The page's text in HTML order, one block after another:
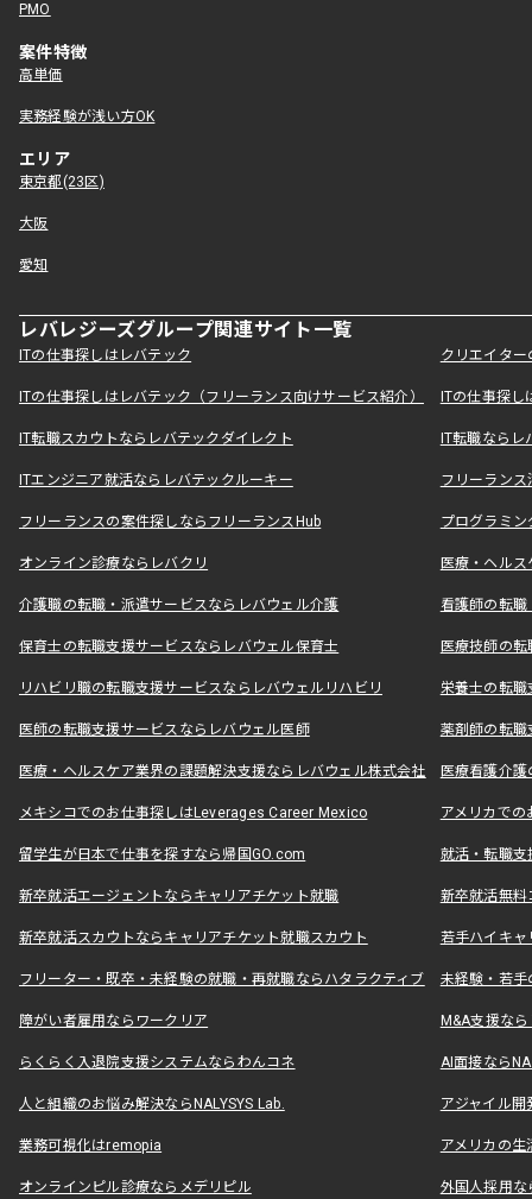
PMO
案件特徴
高単価
実務経験が浅い方OK
エリア
東京都(23区)
大阪
愛知
レバレジーズグループ関連サイト一覧
ITの仕事探しはレバテック クリエイタ
ITの仕事探しはレバテック（フリーランス向けサービス紹介） ITの仕事探
IT転職スカウトならレバテックダイレクト IT転職なら
ITエンジニア就活ならレバテックルーキー フリーラン
フリーランスの案件探しならフリーランスHub プログラミ
オンライン診療ならレバクリ 医療・ヘル
介護職の転職・派遣サービスならレバウェル介護 看護師の転
保育士の転職支援サービスならレバウェル保育士 医療技師の
リハビリ職の転職支援サービスならレバウェルリハビリ 栄養士の転
医師の転職支援サービスならレバウェル医師 薬剤師の転
医療・ヘルスケア業界の課題解決支援ならレバウェル株式会社 医療看護介
メキシコでのお仕事探しはLeverages Career Mexico アメリカで
留学生が日本で仕事を探すなら帰国GO.com 就活・転職
新卒就活エージェントならキャリアチケット就職 新卒就活無料
新卒就活スカウトならキャリアチケット就職スカウト 若手ハイキ
フリーター・既卒・未経験の就職・再就職ならハタラクティブ 未経験・若手
障がい者雇用ならワークリア M&A支援な
らくらく入退院支援システムならわんコネ AI面接なら
人と組織のお悩み解決ならNALYSYS Lab. アジャイル
業務可視化はremopia アメリカの
オンラインピル診療ならメデリピル 外国人採用